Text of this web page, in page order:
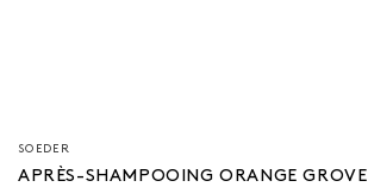
Vendeur/vendeuse
:
SOEDER
APRÈS-SHAMPOOING ORANGE GROVE